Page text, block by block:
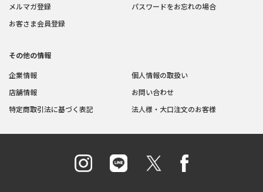
メルマガ登録
お客さま会員登録
パスワードをお忘れの場合
その他の情報
企業情報
店舗情報
特定商取引法に基づく表記
個人情報の取扱い
お問い合わせ
法人様・大口注文のお客様